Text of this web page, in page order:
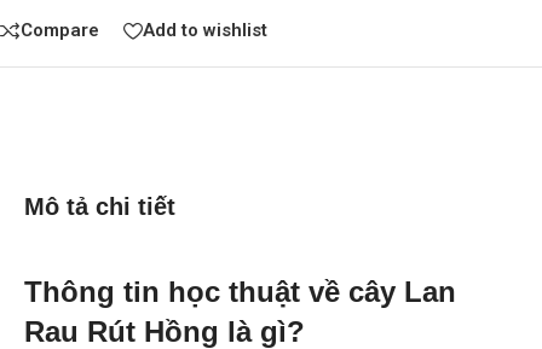
Compare Add to wishlist
Mô tả chi tiết
Thông tin học thuật về cây Lan
Rau Rút Hồng là gì?